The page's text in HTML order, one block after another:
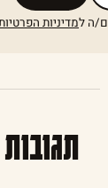
ה למדיניות
תגובות